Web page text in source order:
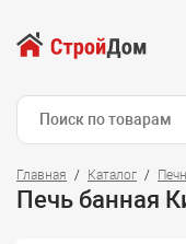
Главная Каталог
Печь банная